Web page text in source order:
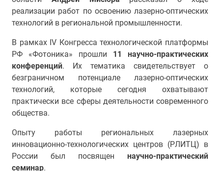
реализации работ по освоению лазерно-оптических
технологий в региональной промышленности.
В рамках IV Конгресса технологической платформы
РФ «Фотоника» прошли 11 научно-практических
конференций. Их тематика свидетельствует о
безграничном потенциале лазерно-оптических
технологий, которые сегодня охватывают
практически все сферы деятельности современного
общества.
Опыту работы региональных лазерных
инновационно-технологических центров (РЛИТЦ) в
России был посвящен научно-практический
семинар.